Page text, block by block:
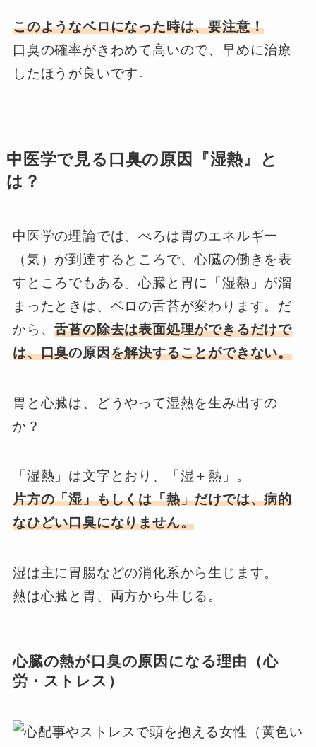
このようなベロになった時は、要注意！
口臭の確率がきわめて高いので、早めに治療
したほうが良いです。
中医学で見る口臭の原因『湿熱』と
は？
中医学の理論では、べろは胃のエネルギー
（気）が到達するところで、心臓の働きを表
すところでもある。心臓と胃に「湿熱」が溜
まったときは、ベロの舌苔が変わります。だ
から、舌苔の除去は表面処理ができるだけで
は、口臭の原因を解決することができない。
胃と心臓は、どうやって湿熱を生み出すの
か？
「湿熱」は文字とおり、「湿＋熱」。
片方の「湿」もしくは「熱」だけでは、病的
なひどい口臭になりません。
湿は主に胃腸などの消化系から生じます。
熱は心臓と胃、両方から生じる。
心臓の熱が口臭の原因になる理由（心
労・ストレス）